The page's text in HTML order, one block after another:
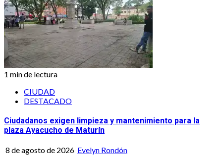
1 min de lectura
CIUDAD
DESTACADO
Ciudadanos exigen limpieza y mantenimiento para la
plaza Ayacucho de Maturín
8 de agosto de 2026 Evelyn Rondón